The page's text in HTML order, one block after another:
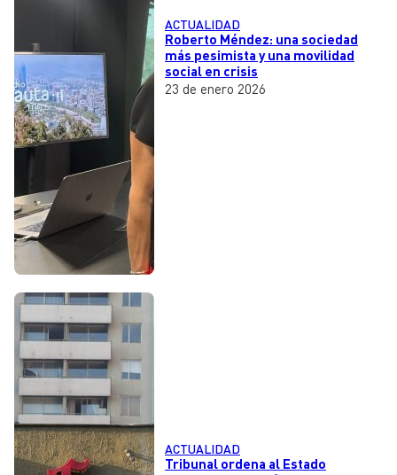
ACTUALIDAD
Roberto Méndez: una sociedad
más pesimista y una movilidad
social en crisis
23 de enero 2026
ACTUALIDAD
Tribunal ordena al Estado